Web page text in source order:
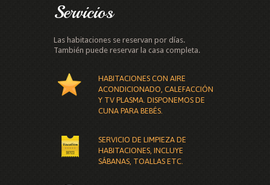
Servicios
Las habitaciones se reservan por días.
También puede reservar la casa completa.
HABITACIONES CON AIRE
ACONDICIONADO, CALEFACCIÓN
Y TV PLASMA. DISPONEMOS DE
CUNA PARA BEBÉS.
SERVICIO DE LIMPIEZA DE
HABITACIONES, INCLUYE
SÁBANAS, TOALLAS ETC.